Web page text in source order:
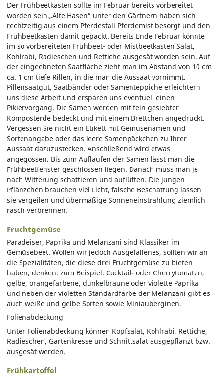
Der Frühbeetkasten sollte im Februar bereits vorbereitet
worden sein.„Alte Hasen“ unter den Gärtnern haben sich
rechtzeitig aus einem Pferdestall Pferdemist besorgt und den
Frühbeetkasten damit gepackt. Bereits Ende Februar könnte
im so vorbereiteten Frühbeet- oder Mistbeetkasten Salat,
Kohlrabi, Radieschen und Rettiche ausgesät worden sein. Auf
der eingeebneten Saatfläche zieht man im Abstand von 10 cm
ca. 1 cm tiefe Rillen, in die man die Aussaat vornimmt.
Pillensaatgut, Saatbänder oder Samenteppiche erleichtern
uns diese Arbeit und ersparen uns eventuell einen
Pikiervorgang. Die Samen werden mit fein gesiebter
Komposterde bedeckt und mit einem Brettchen angedrückt.
Vergessen Sie nicht ein Etikett mit Gemüsenamen und
Sortenangabe oder das leere Samenpäckchen zu Ihrer
Aussaat dazuzustecken. Anschließend wird etwas
angegossen. Bis zum Auflaufen der Samen lässt man die
Frühbeetfenster geschlossen liegen. Danach muss man je
nach Witterung schattieren und auflüften. Die jungen
Pflänzchen brauchen viel Licht, falsche Beschattung lassen
sie vergeilen und übermäßige Sonneneinstrahlung ziemlich
rasch verbrennen.
Fruchtgemüse
Paradeiser, Paprika und Melanzani sind Klassiker im
Gemüsebeet. Wollen wir jedoch Ausgefallenes, sollten wir an
die Spezialitäten, die diese drei Fruchtgemüse zu bieten
haben, denken: zum Beispiel: Cocktail- oder Cherrytomaten,
gelbe, orangefarbene, dunkelbraune oder violette Paprika
und neben der violetten Standardfarbe der Melanzani gibt es
auch weiße und gelbe Sorten sowie Miniauberginen.
Folienabdeckung
Unter Folienabdeckung können Kopfsalat, Kohlrabi, Rettiche,
Radieschen, Gartenkresse und Schnittsalat ausgepflanzt bzw.
ausgesät werden.
Frühkartoffel